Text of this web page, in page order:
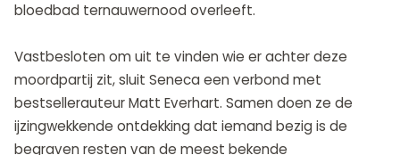
bloedbad ternauwernood overleeft.
Vastbesloten om uit te vinden wie er achter deze
moordpartij zit, sluit Seneca een verbond met
bestsellerauteur Matt Everhart. Samen doen ze de
ijzingwekkende ontdekking dat iemand bezig is de
begraven resten van de meest bekende